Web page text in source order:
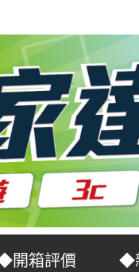
開箱評價 ◆